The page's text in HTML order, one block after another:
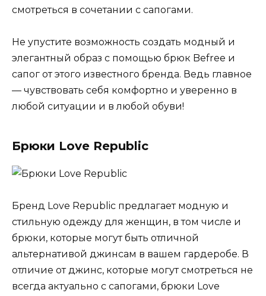
смотреться в сочетании с сапогами.
Не упустите возможность создать модный и
элегантный образ с помощью брюк Befree и
сапог от этого известного бренда. Ведь главное
— чувствовать себя комфортно и уверенно в
любой ситуации и в любой обуви!
Брюки Love Republic
Бренд Love Republic предлагает модную и
стильную одежду для женщин, в том числе и
брюки, которые могут быть отличной
альтернативой джинсам в вашем гардеробе. В
отличие от джинс, которые могут смотреться не
всегда актуально с сапогами, брюки Love